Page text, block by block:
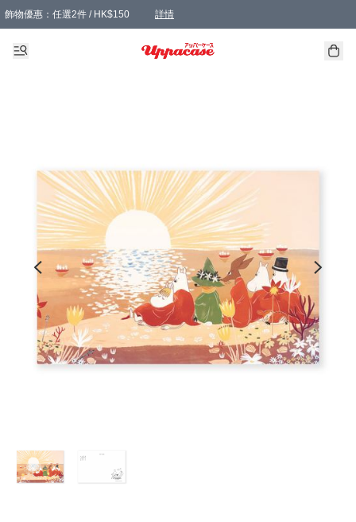
飾物優惠：任選2件 / HK$150 詳情
髮飾優惠：任選2件 / HK$100 詳情
精選襪子優惠：任選3對 / HK$115 詳情
滿額免運：本地訂單滿港幣350元可享免運費優惠